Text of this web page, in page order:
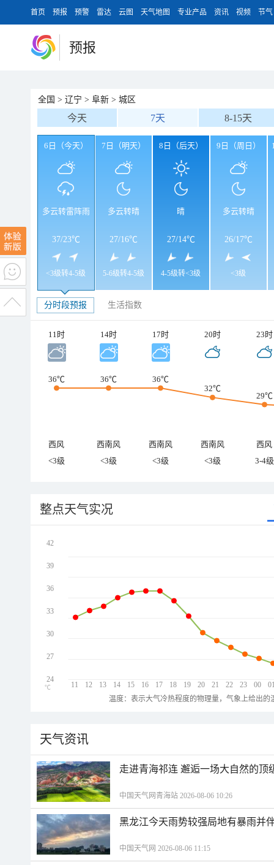
首页 预报 预警 雷达 云图 天气地图 专业产品 资讯 视频 节气
预报
全国 > 辽宁 > 阜新 > 城区
今天 7天 8-15天
6日（今天）
多云转雷阵雨
37/23℃
<3级转4-5级
7日（明天）
多云转晴
27/16℃
5-6级转4-5级
8日（后天）
晴
27/14℃
4-5级转<3级
9日（周日）
多云转晴
26/17℃
<3级
分时段预报 生活指数
11时 14时 17时 20时 23时
36℃ 36℃
36℃
32℃
29℃
西风 西南风 西南风 西南风
西风
<3级
<3级 <3级 <3级 3-4级
整点天气实况
11 12 13 14 15 16 17 18 19 20 21 22 23 00
42
39
36
33
30
27
24
℃
温度：表示大气冷热程度的物理量，气象上给出
天气资讯
走进青海祁连 邂逅一场大自然的顶
中国天气网青海站 2026-08-06 10:26
黑龙江今天雨势较强局地有暴雨并
中国天气网 2026-08-06 11:15